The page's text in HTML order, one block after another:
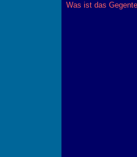
Was ist das